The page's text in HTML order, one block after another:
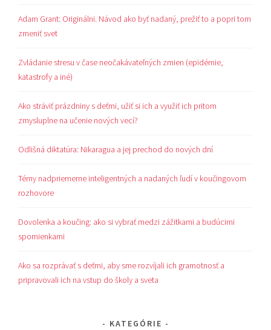
Adam Grant: Originálni. Návod ako byť nadaný, prežiť to a popri tom
zmeniť svet
Zvládanie stresu v čase neočakávateľných zmien (epidémie,
katastrofy a iné)
Ako stráviť prázdniny s deťmi, užiť si ich a využiť ich pritom
zmysluplne na učenie nových vecí?
Odlišná diktatúra: Nikaragua a jej prechod do nových dní
Témy nadpriemerne inteligentných a nadaných ľudí v koučingovom
rozhovore
Dovolenka a koučing: ako si vybrať medzi zážitkami a budúcimi
spomienkami
Ako sa rozprávať s deťmi, aby sme rozvíjali ich gramotnosť a
pripravovali ich na vstup do školy a sveta
KATEGÓRIE